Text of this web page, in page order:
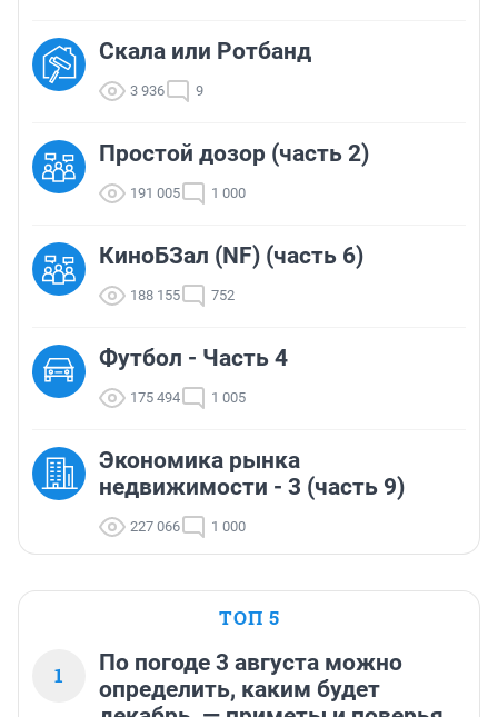
Скала или Ротбанд
3 936 9
Простой дозор (часть 2)
191 005 1 000
КиноБЗал (NF) (часть 6)
188 155 752
Футбол - Часть 4
175 494 1 005
Экономика рынка
недвижимости - 3 (часть 9)
227 066 1 000
ТОП 5
1
По погоде 3 августа можно
определить, каким будет